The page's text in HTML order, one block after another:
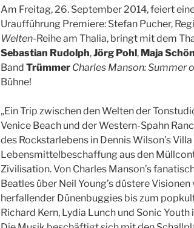
Am Freitag, 26. September 2014, feiert
Uraufführung Premiere: Stefan Pucher,
Welten-Reihe am Thalia, bringt mit dem
Sebastian Rudolph,Jörg Pohl, Maja
Band Trümmer Charles Manson: Summer
Bühne!
„Ein Trip zwischen den Welten der
Venice Beach und derWestern-Spahn
des Rockstarlebens in Dennis Wilson’s
Lebensmittelbeschaffung aus den
Zivilisation. Von Charles Manson’s
Beatles über Neil Young’s düstere
herfallender Dünenbuggies bis zum
Richard Kern, Lydia Lunch und Sonic Youth